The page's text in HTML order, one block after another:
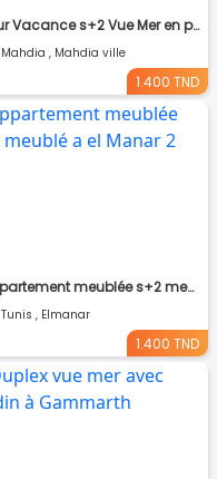
Pour Vacance s+2 Vue Mer en plein Zone Touristique Mahdia
Mahdia , Mahdia ville
1.400 TND
appartement meublée s+2 meublé a el Manar 2
Tunis , Elmanar
1.400 TND